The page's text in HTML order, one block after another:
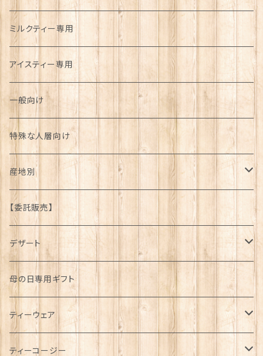
京都府
ティーバッグ
京都府
ミルクティー専用
アイスティー専用
一般向け
特殊な人層向け
産地別
京都府
大分県
【委託販売】
デザート
タルト
プリン
八天堂
母の日専用ギフト
ティーウェア
ティーセット
ティーコージー